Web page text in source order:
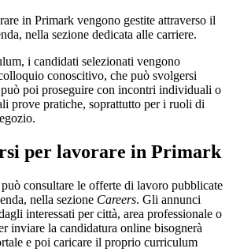
in Primark vengono gestite attraverso il
nella sezione dedicata alle carriere.
i candidati selezionati vengono
conoscitivo, che può svolgersi
può poi proseguire con incontri individuali o
prove pratiche, soprattutto per i ruoli di
per lavorare in Primark
consultare le offerte di lavoro pubblicate
nella sezione Careers. Gli annunci
interessati per città, area professionale o
inviare la candidatura online bisognerà
e poi caricare il proprio curriculum